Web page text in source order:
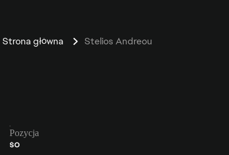
Strona główna Stelios Andreou
Pozycja
ŚO